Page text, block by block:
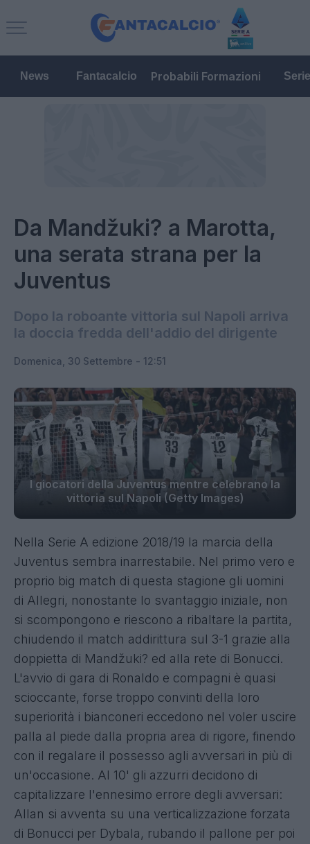
News Fantacalcio Probabili Formazioni
Da Mandžuki? a Marotta,
una serata strana per la
Juventus
Dopo la roboante vittoria sul Napoli arriva
la doccia fredda dell'addio del dirigente
Domenica, 30 Settembre - 12:51
I giocatori della Juventus mentre celebrano la
vittoria sul Napoli (Getty Images)
Nella Serie A edizione 2018/19 la marcia della
Juventus sembra inarrestabile. Nel primo vero e
proprio big match di questa stagione gli uomini
di Allegri, nonostante lo svantaggio iniziale, non
si scompongono e riescono a ribaltare la partita,
chiudendo il match addirittura sul 3-1 grazie alla
doppietta di Mandžuki? ed alla rete di Bonucci.
L'avvio di gara di Ronaldo e compagni è quasi
scioccante, forse troppo convinti della loro
superiorità i bianconeri eccedono nel voler uscire
palla al piede dalla propria area di rigore, finendo
con il regalare il possesso agli avversari in più di
un'occasione. Al 10' gli azzurri decidono di
capitalizzare l'ennesimo errore degli avversari:
Allan si avventa su una verticalizzazione forzata
di Bonucci per Dybala, rubando il pallone per poi